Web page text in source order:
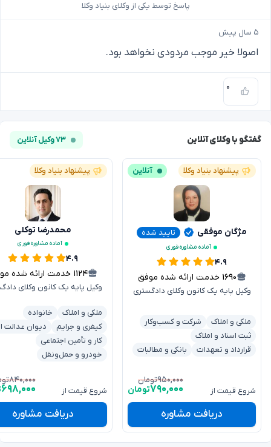
پاسخ توسط یکی از وکلای بنیاد وکلا
۵ سال پیش
اصولا خیر موجب مردودی نخواهد بود.
۰
گفتگو با وکلای آنلاین ۷۳ وکیل آنلاین
پیشنهاد بنیاد وکلا آنلاین
مژگان موفقی تایید شده
آماده مشاوره فوری
۴.۹
۱۶۹۰ خدمت ارائه شده موفق
وکیل پایه یک کانون وکلای دادگستری
ملکی و املاک
شرکت و کسب‌وکار
ثبت اسناد و املاک
قرارداد و تعهدات
بانکی و مطالبات
شروع قیمت از
۹۵۰,۰۰۰تومان
۷۹۰,۰۰۰تومان
دریافت مشاوره
پیشنهاد بنیاد وکلا
محمدرضا توکلی
آماده مشاوره فوری
۴.۹
۱۱۲۴ خدمت ارائه شده موفق
وکیل پایه یک کانون وکلای
ملکی و املاک
خانواده
کیفری و جرایم
دیوان عدالت
کار و تأمین اجتماعی
خودرو و حمل‌ونقل
شروع قیمت از
۸۴۰,۰۰۰
۶۹۸,۰۰۰
دریافت مشاوره